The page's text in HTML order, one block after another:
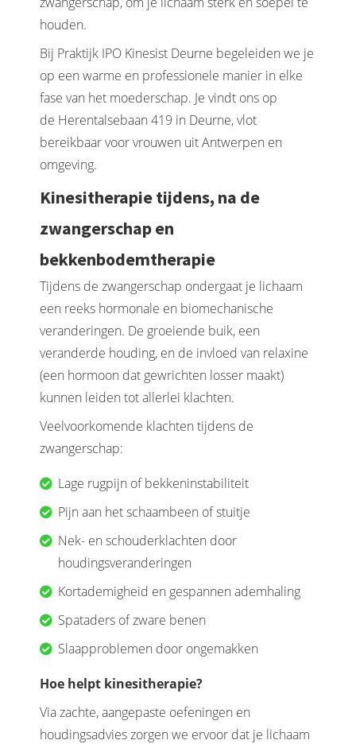
houden.
Bij Praktijk IPO Kinesist Deurne begeleiden we je
op een warme en professionele manier in elke
fase van het moederschap. Je vindt ons op
de Herentalsebaan 419 in Deurne, vlot
bereikbaar voor vrouwen uit Antwerpen en
omgeving.
Kinesitherapie tijdens, na de
zwangerschap en
bekkenbodemtherapie
Tijdens de zwangerschap ondergaat je lichaam
een reeks hormonale en biomechanische
veranderingen. De groeiende buik, een
veranderde houding, en de invloed van relaxine
(een hormoon dat gewrichten losser maakt)
kunnen leiden tot allerlei klachten.
Veelvoorkomende klachten tijdens de
zwangerschap:
Lage rugpijn of bekkeninstabiliteit
Pijn aan het schaambeen of stuitje
Nek- en schouderklachten door
houdingsveranderingen
Kortademigheid en gespannen ademhaling
Spataders of zware benen
Slaapproblemen door ongemakken
Hoe helpt kinesitherapie?
Via zachte, aangepaste oefeningen en
houdingsadvies zorgen we ervoor dat je lichaam